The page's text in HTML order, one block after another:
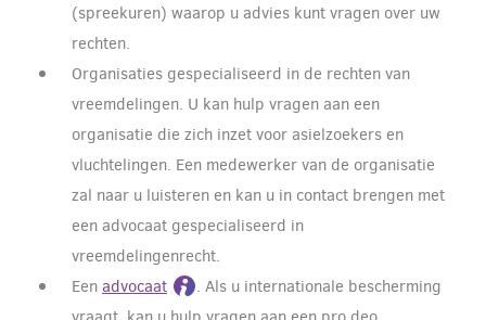
(spreekuren) waarop u advies kunt vragen over uw
rechten.
Organisaties gespecialiseerd in de rechten van
vreemdelingen. U kan hulp vragen aan een
organisatie die zich inzet voor asielzoekers en
vluchtelingen. Een medewerker van de organisatie
zal naar u luisteren en kan u in contact brengen met
een advocaat gespecialiseerd in
vreemdelingenrecht.
Een advocaat
. Als u internationale bescherming